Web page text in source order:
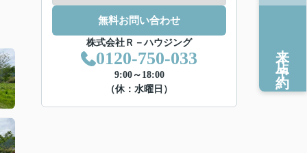
無料お問い合わせ
株式会社Ｒ－ハウジング
0120-750-033
9:00～18:00
（休：水曜日）
来店予約